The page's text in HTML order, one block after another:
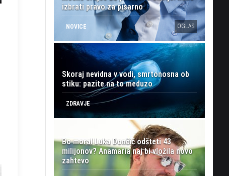
izbrati pravo za pisarno
NOVICE OGLAS
Skoraj nevidna v vodi, smrtonosna ob
stiku: pazite na to meduzo
ZDRAVJE
Bo moral Luka Dončić odšteti 43
milijonov? Anamaria naj bi vložila novo
zahtevo